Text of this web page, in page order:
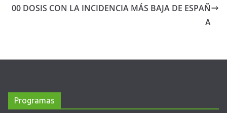
00 DOSIS CON LA INCIDENCIA MÁS BAJA DE ESPAÑ
A
Programas